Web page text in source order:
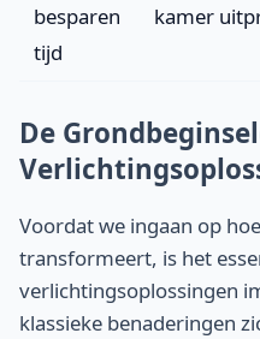
besparen
tijd
kamer
De
Voordat we ingaan op
transformeert, is het
verlichtingsoplossingen
klassieke benaderingen